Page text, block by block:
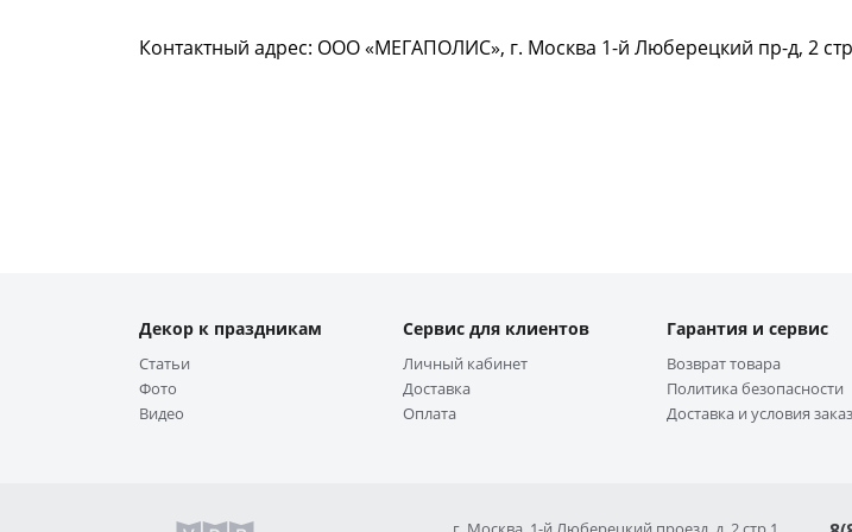
Контактный адрес: ООО «МЕГАПОЛИС», г. Москва 1-й Люберецкий пр-д, 2
Декор к праздникам
Статьи
Фото
Видео
Сервис для клиентов
Личный кабинет
Доставка
Оплата
Гарантия и сервис
Возврат товара
Политика безопасности
Доставка и условия